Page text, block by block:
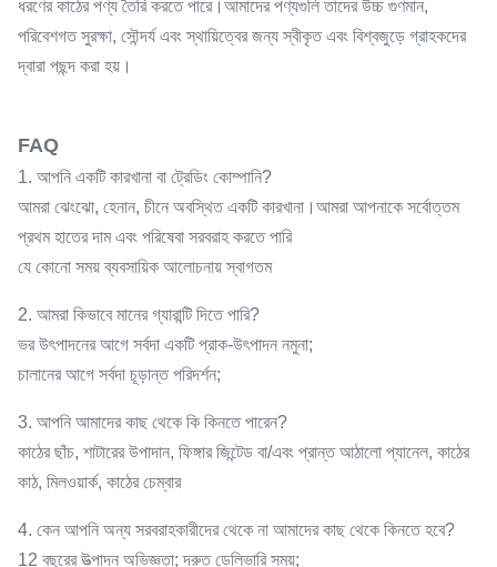
ধরণের কাঠের পণ্য তৈরি করতে পারে।আমাদের পণ্যগুলি তাদের উচ্চ গুণমান,
পরিবেশগত সুরক্ষা, সৌন্দর্য এবং স্থায়িত্বের জন্য স্বীকৃত এবং বিশ্বজুড়ে গ্রাহকদের
দ্বারা পছন্দ করা হয়।
FAQ
1. আপনি একটি কারখানা বা ট্রেডিং কোম্পানি?
আমরা ঝেংঝো, হেনান, চীনে অবস্থিত একটি কারখানা।আমরা আপনাকে সর্বোত্তম
প্রথম হাতের দাম এবং পরিষেবা সরবরাহ করতে পারি
যে কোনো সময় ব্যবসায়িক আলোচনায় স্বাগতম
2. আমরা কিভাবে মানের গ্যারান্টি দিতে পারি?
ভর উৎপাদনের আগে সর্বদা একটি প্রাক-উৎপাদন নমুনা;
চালানের আগে সর্বদা চূড়ান্ত পরিদর্শন;
3. আপনি আমাদের কাছ থেকে কি কিনতে পারেন?
কাঠের ছাঁচ, শাটারের উপাদান, ফিঙ্গার জিন্টেড বা/এবং প্রান্ত আঠালো প্যানেল, কাঠের
কাঠ, মিলওয়ার্ক, কাঠের চেম্বার
4. কেন আপনি অন্য সরবরাহকারীদের থেকে না আমাদের কাছ থেকে কিনতে হবে?
12 বছরের উত্পাদন অভিজ্ঞতা; দ্রুত ডেলিভারি সময়;